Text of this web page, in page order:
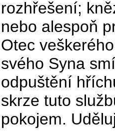
rozhřešení;
nebo alespoň
Otec
svého Syna
odpuštění
skrze tuto
pokojem.